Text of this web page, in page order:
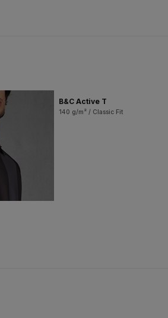
B&C Active T
140 g/m² / Classic Fit